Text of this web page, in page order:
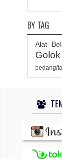
BY TAG
Alat
Golok
pedang/